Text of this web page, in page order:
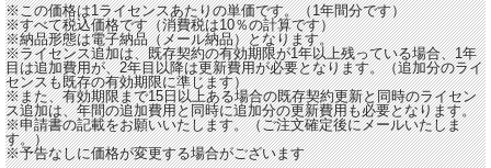
※この価格は1ライセンスあたりの単価です。（1年間分です）
※すべて税込価格です（消費税は10％の計算です）
※納品形態は電子納品（メール納品）となります。
※ライセンス追加は、既存契約の有効期限が1年以上残っている場合、1年
目は追加費用が、2年目以降は更新費用が必要となります。（追加分のライ
センスも既存の有効期限に準じます）
※また、有効期限まで15日以上ある場合の既存契約更新と同時のライセン
ス追加は、年間の追加費用と同時に追加分の更新費用も必要となります。
※申請書の記載をお願いいたします。（ご注文確定後にメールいたしま
す。）
※予告なしに価格が変更する場合がございます